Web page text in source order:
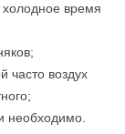
время
часто воздух
необходимо.